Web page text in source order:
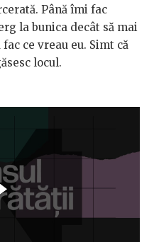
Până îmi fac
la bunica decât să mai
ce vreau eu. Simt că
locul.